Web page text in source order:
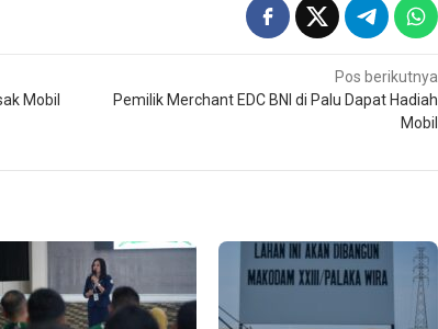
Mobil
Pos berikutnya
Pemilik Merchant EDC BNI di Palu Dapat Hadiah
Mobil